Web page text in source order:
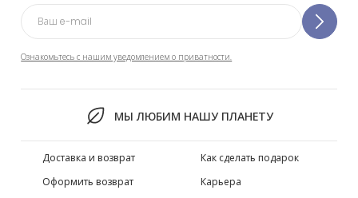
Ознакомьтесь с нашим уведомлением о приватности.
МЫ ЛЮБИМ НАШУ ПЛАНЕТУ
Доставка и возврат
Оформить возврат
Как сделать подарок
Карьера